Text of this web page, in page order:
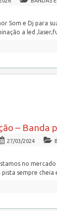
Som e Dj para
a led
– Banda
27/03/2024
no mercado
sempre cheia